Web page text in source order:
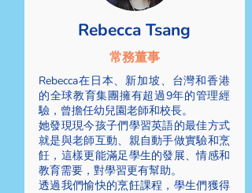
Rebecca Tsang
常務董事
Rebecca在日本、新加坡、台灣和香港
的全球教育集團擁有超過9年的管理經
驗，曾擔任幼兒園老師和校長。
她發現現今孩子們學習英語的最佳方式
就是與老師互動、親自動手做實驗和烹
飪，這樣更能滿足學生的發展、情感和
教育需要，對學習更有幫助。
透過我們愉快的烹飪課程，學生們獲得